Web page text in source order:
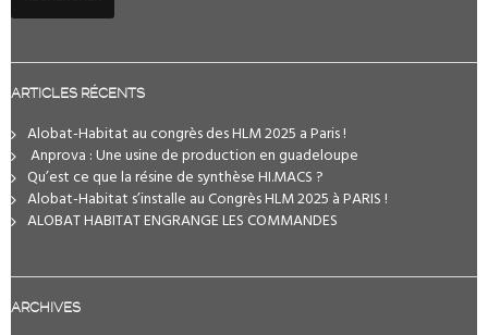
ARTICLES RÉCENTS
Alobat-Habitat au congrès des HLM 2025 a Paris !
️ Anprova : Une usine de production en guadeloupe
Qu’est ce que la résine de synthèse HI.MACS ?
Alobat-Habitat s’installe au Congrès HLM 2025 à PARIS !
ALOBAT HABITAT ENGRANGE LES COMMANDES
ARCHIVES